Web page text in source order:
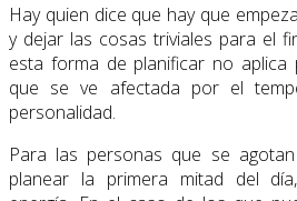
Hay quien dice que hay que
y dejar las cosas triviales para el
esta forma de planificar no
que se ve afectada por el
personalidad.
Para las personas que se
planear la primera mitad del